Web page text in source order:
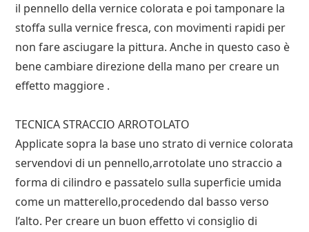
il pennello della vernice colorata e poi tamponare la
stoffa sulla vernice fresca, con movimenti rapidi per
non fare asciugare la pittura. Anche in questo caso è
bene cambiare direzione della mano per creare un
effetto maggiore .
TECNICA STRACCIO ARROTOLATO
Applicate sopra la base uno strato di vernice colorata
servendovi di un pennello,arrotolate uno straccio a
forma di cilindro e passatelo sulla superficie umida
come un matterello,procedendo dal basso verso
l’alto. Per creare un buon effetto vi consiglio di